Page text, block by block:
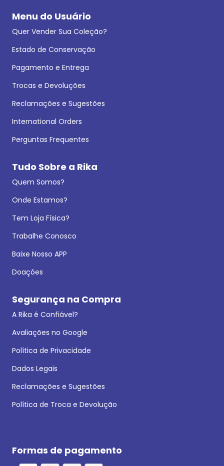
Menu do Usuário
Quer Vender Sua Coleção?
Estado de Conservação
Pagamento e Entrega
Trocas e Devoluções
Reclamações e Sugestões
International Orders
Perguntas Frequentes
Tudo Sobre a Rika
Quem Somos?
Onde Estamos?
Tem Loja Física?
Trabalhe Conosco
Baixe Nosso APP
Doações
Segurança na Compra
A Rika é Confiável?
Avaliações no Google
Política de Privacidade
Dados Legais
Reclamações e Sugestões
Política de Troca e Devolução
Formas de pagamento